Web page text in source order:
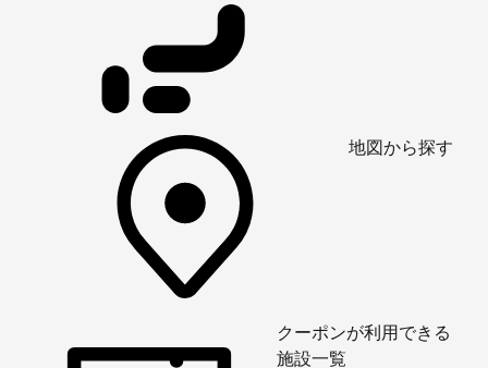
地図から探す
クーポンが利用できる
施設一覧